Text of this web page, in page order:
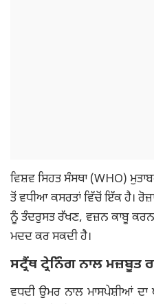
ਵਿਸ਼ਵ ਸਿਹਤ ਸੰਸਥਾ (WHO)
ਤੋਂ ਵਧੀਆ ਕਸਰਤਾਂ ਵਿੱਚੋਂ ਇੱਕ ਹੈ।
ਨੂੰ ਤੰਦਰੁਸਤ ਰੱਖਣ, ਵਜ਼ਨ ਕਾਬੂ ਕਰਨ
ਮਦਦ ਕਰ ਸਕਦੀ ਹੈ।
ਸਟ੍ਰੈਂਥ ਟ੍ਰੇਨਿੰਗ ਨਾਲ
ਵਧਦੀ ਉਮਰ ਨਾਲ ਮਾਸਪੇਸ਼ੀਆਂ